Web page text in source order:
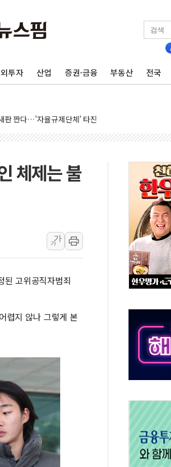
투자 산업 증권·금융 부동산 전국
출범…피해자들 '범죄 사각지대' 우려
상 우려 후퇴…S&P500 최고치
진…"26일까지 의혹 소명" 요구
감소에 9월 동결 전망 우세
방위협정' 체결… 이스라엘·이란 위협에 맞설 자체
섬', 최근 1주일 이상 '올스톱'… 美 해상봉쇄 영향
…시장은 "또 개입했나" 촉각
뷰...美 고용 쇼크에 반도체주 '활짝'
에 금리 인상 우려 후퇴…나스닥 선물 1%대 상승
감소 '쇼크'…9월 금리 인상 기대 후퇴
동방위협정 체결
라시안·클라우드플레어·태양광주↑ VS 트레이드
체제는 불
가
가
된 고위공직자범죄
렵지 않나 그렇게 본